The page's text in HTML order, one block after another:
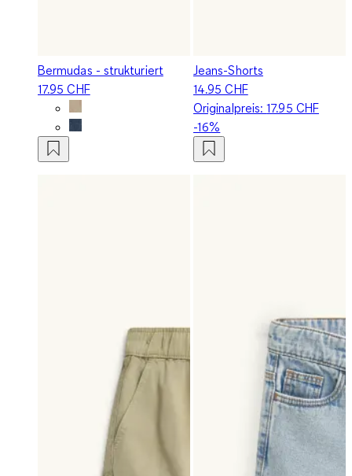
Bermudas - strukturiert
17.95 CHF
Jeans-Shorts
14.95 CHF
Originalpreis:17.95 CHF
-16%